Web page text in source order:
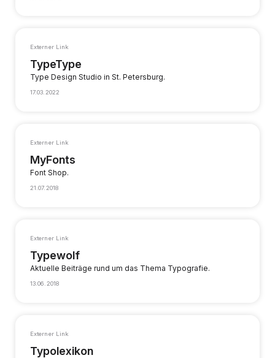
Externer Link
TypeType
Type Design Studio in St. Petersburg.
17.03.2022
Externer Link
MyFonts
Font Shop.
21.07.2018
Externer Link
Typewolf
Aktuelle Beiträge rund um das Thema Typografie.
13.06.2018
Externer Link
Typolexikon